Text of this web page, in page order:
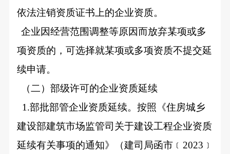
依法注销资质证书上的企业资质。
企业因经营范围调整等原因而放弃某项或多
项资质的，可选择就某项或多项资质不提交延
续申请。
（二）部级许可的企业资质延续
1.部批部管企业资质延续。按照《住房城乡
建设部建筑市场监管司关于建设工程企业资质
延续有关事项的通知》（建司局函市﹝2023﹞